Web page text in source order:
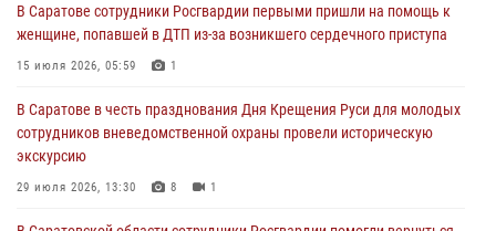
16 июля 2026, 06:50 7 1
В Саратове сотрудники Росгвардии первыми пришли на помощь к
15 июля 2026, 05:59 1
В Саратове продолжается масштабная ведомственная акция
"Каникулы с Росгвардией"
В Саратове сотрудники Росгвардии первыми пришли на помощь к
женщине, попавшей в ДТП из-за возникшего сердечного приступа
15 июля 2026, 05:59 1
В Саратове в честь празднования Дня Крещения Руси для молодых
сотрудников вневедомственной охраны провели историческую
экскурсию
29 июля 2026, 13:30 8 1